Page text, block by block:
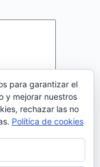
para garantizar el
y mejorar nuestros
rechazar las no
Política de cookies